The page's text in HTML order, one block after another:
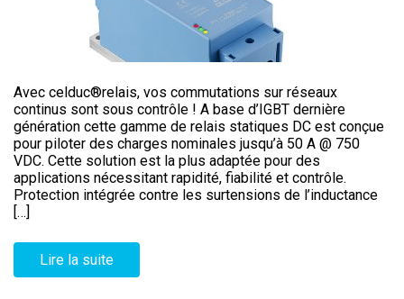
Avec celduc®relais, vos commutations sur réseaux
continus sont sous contrôle ! A base d’IGBT dernière
génération cette gamme de relais statiques DC est conçue
pour piloter des charges nominales jusqu’à 50 A @ 750
VDC. Cette solution est la plus adaptée pour des
applications nécessitant rapidité, fiabilité et contrôle.
Protection intégrée contre les surtensions de l’inductance
[…]
Lire la suite